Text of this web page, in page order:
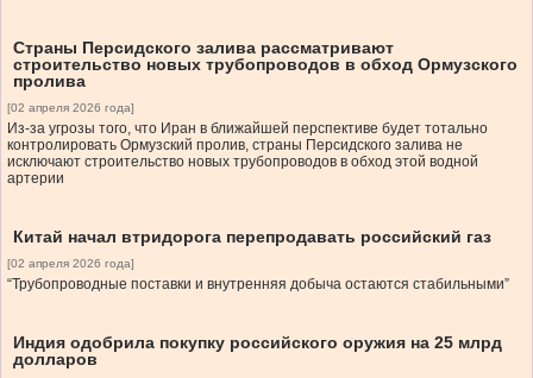
Страны Персидского залива рассматривают
строительство новых трубопроводов в обход Ормузского
пролива
[02 апреля 2026 года]
Из-за угрозы того, что Иран в ближайшей перспективе будет тотально
контролировать Ормузский пролив, страны Персидского залива не
исключают строительство новых трубопроводов в обход этой водной
артерии
Китай начал втридорога перепродавать российский газ
[02 апреля 2026 года]
“Трубопроводные поставки и внутренняя добыча остаются стабильными”
Индия одобрила покупку российского оружия на 25 млрд
долларов